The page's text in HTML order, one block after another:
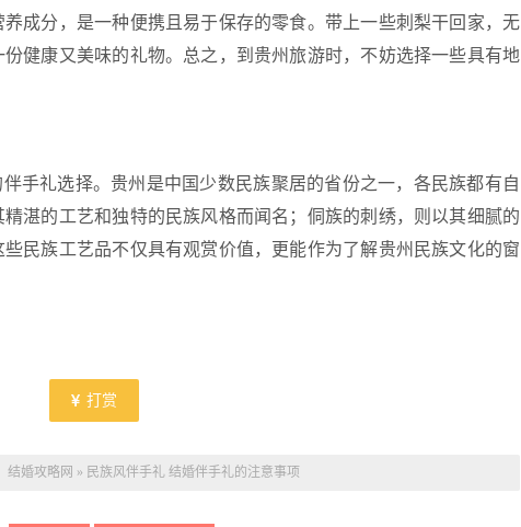
成分，是一种便携且易于保存的零食。带上一些刺梨干回家，无
健康又美味的礼物。总之，到贵州旅游时，不妨选择一些具有地
手礼选择。贵州是中国少数民族聚居的省份之一，各民族都有自
湛的工艺和独特的民族风格而闻名；侗族的刺绣，则以其细腻的
民族工艺品不仅具有观赏价值，更能作为了解贵州民族文化的窗
打赏
结婚攻略网 » 民族风伴手礼 结婚伴手礼的注意事项